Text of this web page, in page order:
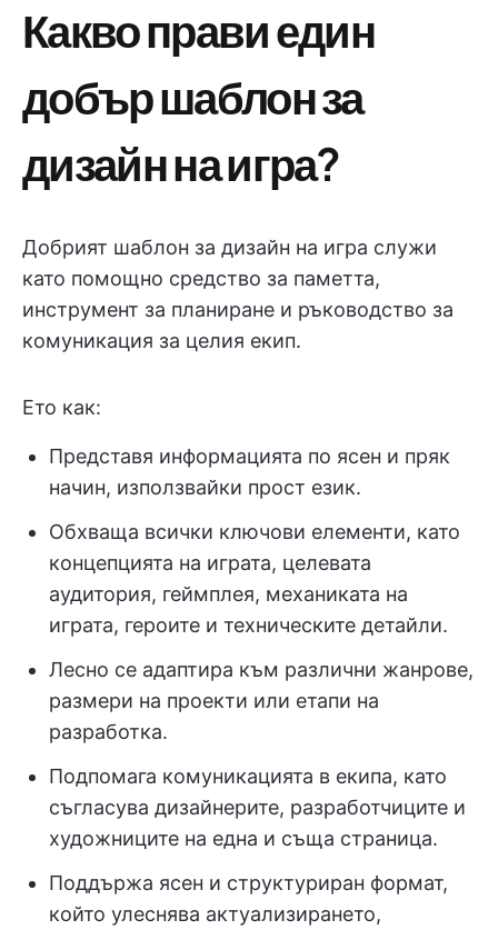
Какво прави един
добър шаблон за
дизайн на игра?
Добрият шаблон за дизайн на игра служи
като помощно средство за паметта,
инструмент за планиране и ръководство за
комуникация за целия екип.
Ето как:
Представя информацията по ясен и пряк
начин, използвайки прост език.
Обхваща всички ключови елементи, като
концепцията на играта, целевата
аудитория, геймплея, механиката на
играта, героите и техническите детайли.
Лесно се адаптира към различни жанрове,
размери на проекти или етапи на
разработка.
Подпомага комуникацията в екипа, като
съгласува дизайнерите, разработчиците и
художниците на една и съща страница.
Поддържа ясен и структуриран формат,
който улеснява актуализирането,